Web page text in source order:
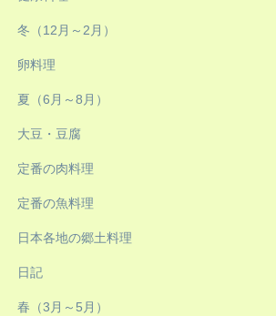
冬（12月～2月）
卵料理
夏（6月～8月）
大豆・豆腐
定番の肉料理
定番の魚料理
日本各地の郷土料理
日記
春（3月～5月）